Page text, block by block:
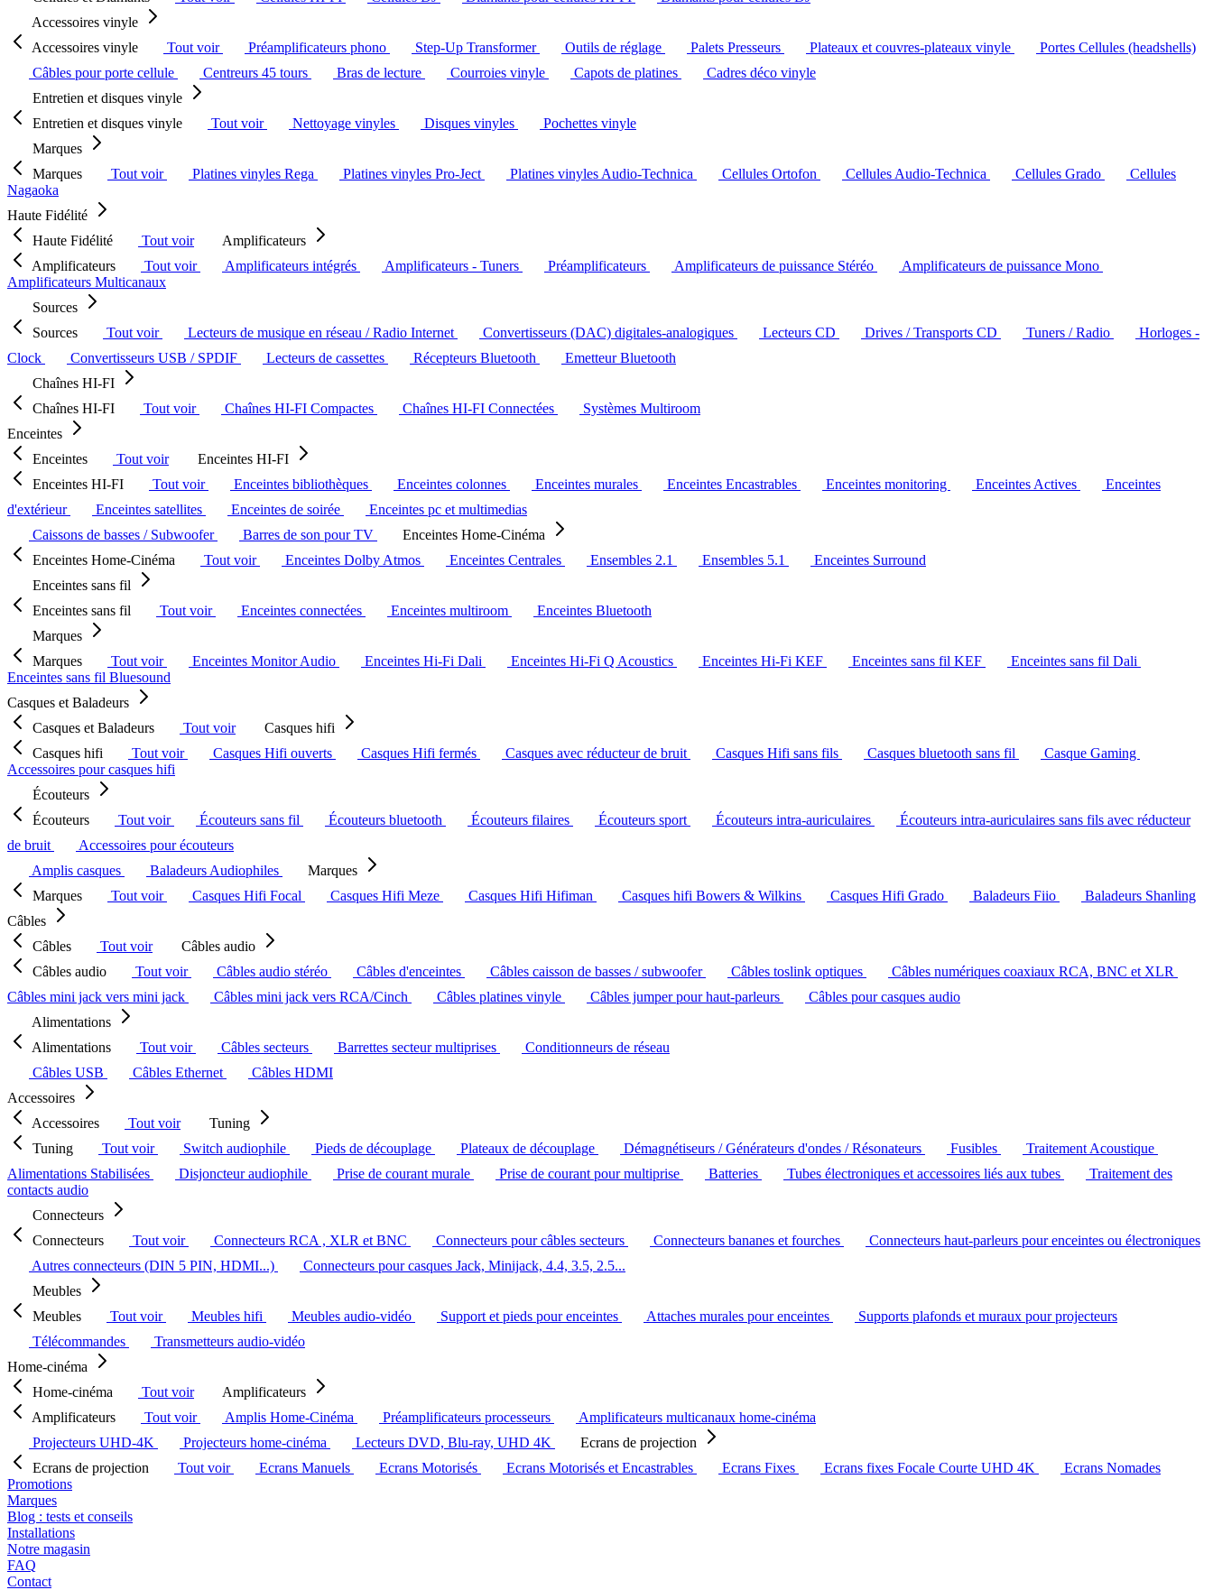
Accessoires vinyle
Accessoires vinyle
Tout voir Préamplificateurs phono Step-Up Transformer Outils de réglage Palets Presseurs Plateaux et couvres-plateaux vinyle
Portes Cellules (headshells)
Câbles pour porte cellule
Centreurs 45 tours Bras de lecture Courroies vinyle Capots de platines
Cadres déco vinyle
Entretien et disques vinyle
Entretien et disques vinyle
Tout voir Nettoyage vinyles Disques vinyles
Pochettes vinyle
Marques
Marques
Tout voir Platines vinyles Rega Platines vinyles Pro-Ject Platines vinyles Audio-Technica Cellules Ortofon Cellules Audio-Technica Cellules Grado
Cellules
Nagaoka
Haute Fidélité
Haute Fidélité
Tout voir
Amplificateurs
Amplificateurs
Tout voir Amplificateurs intégrés Amplificateurs - Tuners Préamplificateurs Amplificateurs de puissance Stéréo
Amplificateurs de puissance Mono
Amplificateurs Multicanaux
Sources
Sources
Tout voir Lecteurs de musique en réseau / Radio Internet Convertisseurs (DAC) digitales-analogiques Lecteurs CD Drives / Transports CD Tuners / Radio
Horloges -
Clock
Convertisseurs USB / SPDIF Lecteurs de cassettes Récepteurs Bluetooth
Emetteur Bluetooth
Chaînes HI-FI
Chaînes HI-FI
Tout voir Chaînes HI-FI Compactes Chaînes HI-FI Connectées
Systèmes Multiroom
Enceintes
Enceintes
Tout voir
Enceintes HI-FI
Enceintes HI-FI
Tout voir Enceintes bibliothèques Enceintes colonnes Enceintes murales Enceintes Encastrables Enceintes monitoring Enceintes Actives
Enceintes
d'extérieur
Enceintes satellites Enceintes de soirée
Enceintes pc et multimedias
Caissons de basses / Subwoofer
Barres de son pour TV
Enceintes Home-Cinéma
Enceintes Home-Cinéma
Tout voir Enceintes Dolby Atmos Enceintes Centrales Ensembles 2.1 Ensembles 5.1
Enceintes Surround
Enceintes sans fil
Enceintes sans fil
Tout voir Enceintes connectées Enceintes multiroom
Enceintes Bluetooth
Marques
Marques
Tout voir Enceintes Monitor Audio Enceintes Hi-Fi Dali Enceintes Hi-Fi Q Acoustics Enceintes Hi-Fi KEF Enceintes sans fil KEF
Enceintes sans fil Dali
Enceintes sans fil Bluesound
Casques et Baladeurs
Casques et Baladeurs
Tout voir
Casques hifi
Casques hifi
Tout voir Casques Hifi ouverts Casques Hifi fermés Casques avec réducteur de bruit Casques Hifi sans fils Casques bluetooth sans fil
Casque Gaming
Accessoires pour casques hifi
Écouteurs
Écouteurs
Tout voir Écouteurs sans fil Écouteurs bluetooth Écouteurs filaires Écouteurs sport Écouteurs intra-auriculaires
Écouteurs intra-auriculaires sans fils avec réducteur
de bruit
Accessoires pour écouteurs
Amplis casques
Baladeurs Audiophiles
Marques
Marques
Tout voir Casques Hifi Focal Casques Hifi Meze Casques Hifi Hifiman Casques hifi Bowers & Wilkins Casques Hifi Grado Baladeurs Fiio
Baladeurs Shanling
Câbles
Câbles
Tout voir
Câbles audio
Câbles audio
Tout voir Câbles audio stéréo Câbles d'enceintes Câbles caisson de basses / subwoofer Câbles toslink optiques
Câbles numériques coaxiaux RCA, BNC et XLR
Câbles mini jack vers mini jack
Câbles mini jack vers RCA/Cinch Câbles platines vinyle Câbles jumper pour haut-parleurs
Câbles pour casques audio
Alimentations
Alimentations
Tout voir Câbles secteurs Barrettes secteur multiprises
Conditionneurs de réseau
Câbles USB
Câbles Ethernet
Câbles HDMI
Accessoires
Accessoires
Tout voir
Tuning
Tuning
Tout voir Switch audiophile Pieds de découplage Plateaux de découplage Démagnétiseurs / Générateurs d'ondes / Résonateurs Fusibles
Traitement Acoustique
Alimentations Stabilisées
Disjoncteur audiophile Prise de courant murale Prise de courant pour multiprise Batteries Tubes électroniques et accessoires liés aux tubes
Traitement des
contacts audio
Connecteurs
Connecteurs
Tout voir Connecteurs RCA , XLR et BNC Connecteurs pour câbles secteurs Connecteurs bananes et fourches
Connecteurs haut-parleurs pour enceintes ou électroniques
Autres connecteurs (DIN 5 PIN, HDMI...)
Connecteurs pour casques Jack, Minijack, 4.4, 3.5, 2.5...
Meubles
Meubles
Tout voir Meubles hifi Meubles audio-vidéo Support et pieds pour enceintes Attaches murales pour enceintes
Supports plafonds et muraux pour projecteurs
Télécommandes
Transmetteurs audio-vidéo
Home-cinéma
Home-cinéma
Tout voir
Amplificateurs
Amplificateurs
Tout voir Amplis Home-Cinéma Préamplificateurs processeurs
Amplificateurs multicanaux home-cinéma
Projecteurs UHD-4K
Projecteurs home-cinéma Lecteurs DVD, Blu-ray, UHD 4K
Ecrans de projection
Ecrans de projection
Tout voir Ecrans Manuels Ecrans Motorisés Ecrans Motorisés et Encastrables Ecrans Fixes Ecrans fixes Focale Courte UHD 4K
Ecrans Nomades
Promotions
Marques
Blog : tests et conseils
Installations
Notre magasin
FAQ
Contact